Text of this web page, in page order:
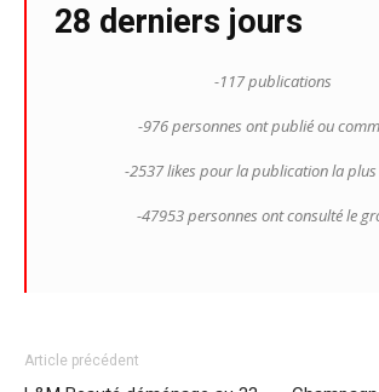
28 derniers jours
-117 publications
-976 personnes ont publié ou
-2537 likes pour la publication la plus
-47953 personnes ont consulté le
Article précédent